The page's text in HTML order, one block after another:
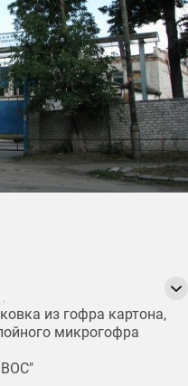
из гофра картона,
микрогофра